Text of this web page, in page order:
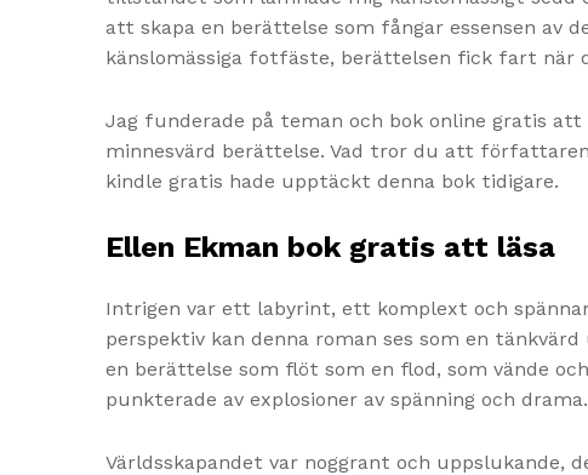
att skapa en berättelse som fångar essensen
känslomässiga fotfäste, berättelsen fick fart när
Jag funderade på teman och bok online gratis
minnesvärd berättelse. Vad tror du att
kindle gratis hade upptäckt denna bok tidigare.
Ellen Ekman bok gratis att läsa
Intrigen var ett labyrint, ett komplext och
perspektiv kan denna roman ses som en
en berättelse som flöt som en flod, som vände
punkterade av explosioner av spänning och drama.
Världsskapandet var noggrant och uppslukande,